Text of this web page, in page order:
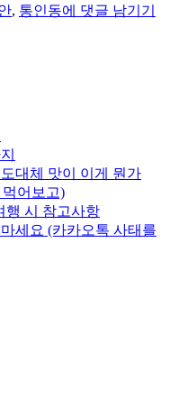
, 통인동[맛
동/
서
촌
갈
에 댓글 남기기
대체 맛이 이게 뭔가
먹어보고)
행 시 참고사항
세요 (카카오톡 사태를